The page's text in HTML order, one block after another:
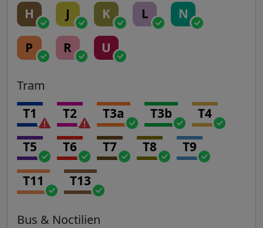
H J K L N
P R U
Tram
T1 T2 T3a T3b T4
T5 T6 T7 T8 T9
T11 T13
Bus & Noctilien